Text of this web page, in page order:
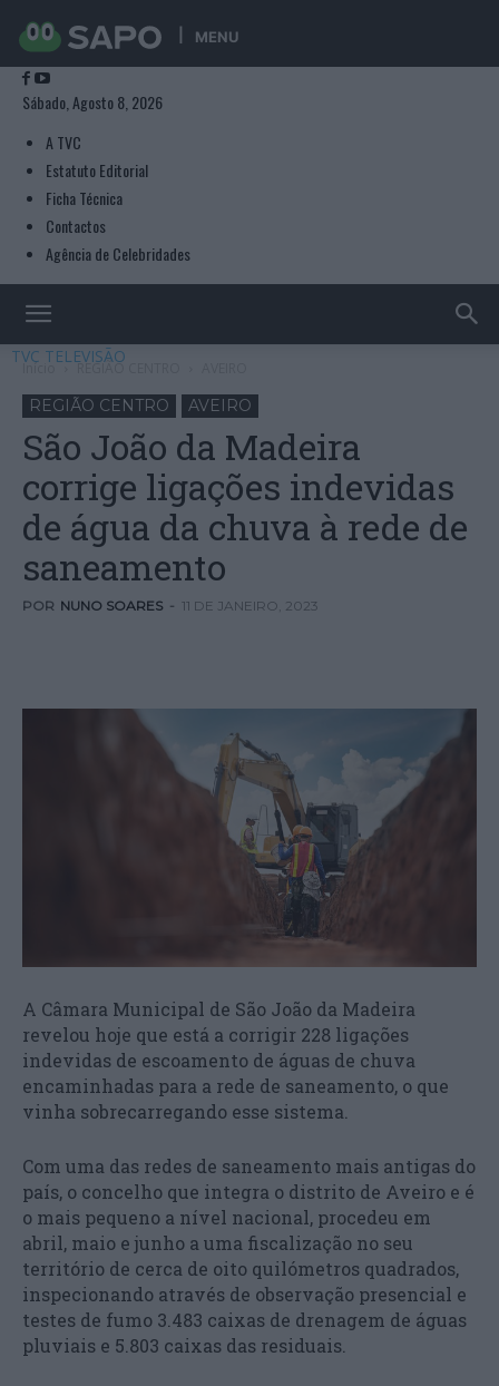
MENU
Sábado, Agosto 8, 2026
A TVC
Estatuto Editorial
Ficha Técnica
Contactos
Agência de Celebridades
TVC TELEVISÃO
Início REGIÃO CENTRO
REGIÃO CENTRO AVEIRO
São João da Madeira
corrige ligações indevidas
de água da chuva à rede de
saneamento
POR NUNO SOARES - 11 DE JANEIRO, 2023
A Câmara Municipal de São João da Madeira
revelou hoje que está a corrigir 228 ligações
indevidas de escoamento de águas de chuva
encaminhadas para a rede de saneamento, o que
vinha sobrecarregando esse sistema.
Com uma das redes de saneamento mais antigas do
país, o concelho que integra o distrito de Aveiro e é
o mais pequeno a nível nacional, procedeu em
abril, maio e junho a uma fiscalização no seu
território de cerca de oito quilómetros quadrados,
inspecionando através de observação presencial e
testes de fumo 3.483 caixas de drenagem de águas
pluviais e 5.803 caixas das residuais.